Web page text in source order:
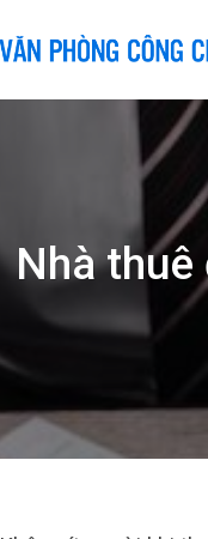
Nhà thuê